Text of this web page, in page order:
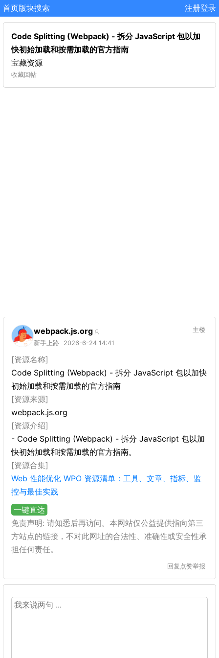
首页版块搜索 注册登录
Code Splitting (Webpack) - 拆分 JavaScript 包以加
快初始加载和按需加载的官方指南
宝藏资源
收藏回帖
webpack.js.org
新手上路 2026-6-24 14:41
主楼
[资源名称]
Code Splitting (Webpack) - 拆分 JavaScript 包以加快
初始加载和按需加载的官方指南
[资源来源]
webpack.js.org
[资源介绍]
- Code Splitting (Webpack) - 拆分 JavaScript 包以加
快初始加载和按需加载的官方指南。
[资源合集]
Web 性能优化 WPO 资源清单：工具、文章、指标、监
控与最佳实践
一键直达
免责声明: 请知悉后再访问。本网站仅公益提供指向第三
方站点的链接，不对此网址的合法性、准确性或安全性承
担任何责任。
回复 点赞举报